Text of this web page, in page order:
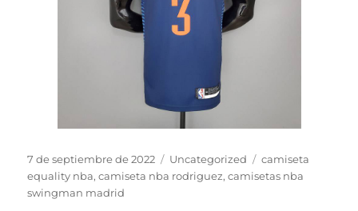
Publicado
el
7 de septiembre de 2022 Categorías
Uncategorized Etiquetas
camiseta
equality nba,camiseta nba rodriguez,camisetas nba
swingman madrid